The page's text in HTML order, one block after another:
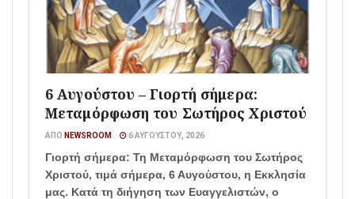
6 Αυγούστου – Γιορτή σήμερα:
Μεταμόρφωση του Σωτήρος Χριστού
ΑΠΌ NEWSROOM 6 ΑΥΓΟΎΣΤΟΥ, 2026
Γιορτή σήμερα: Τη Μεταμόρφωση του Σωτήρος
Χριστού, τιμά σήμερα, 6 Αυγούστου, η Εκκλησία
μας. Κατά τη διήγηση των Ευαγγελιστών, ο